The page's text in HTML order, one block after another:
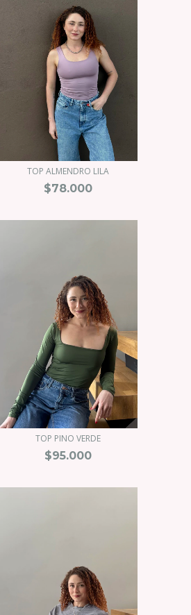
TOP ALMENDRO LILA
$78.000
TOP PINO VERDE
$95.000